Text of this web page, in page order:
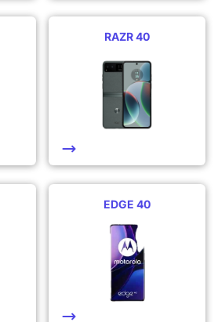
RAZR 40
EDGE 40